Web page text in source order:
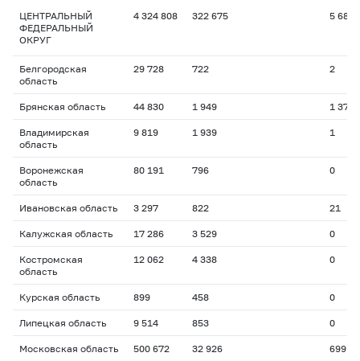
ЦЕНТРАЛЬНЫЙ
ФЕДЕРАЛЬНЫЙ
ОКРУГ
4 324 808 322 675 5 688
Белгородская
область
29 728 722 2
Брянская область 44 830 1 949 1 372
Владимирская
область
9 819 1 939 1
Воронежская
область
80 191 796 0
Ивановская область 3 297 822 21
Калужская область 17 286 3 529 0
Костромская
область
12 062 4 338 0
Курская область 899 458 0
Липецкая область 9 514 853 0
Московская область 500 672 32 926 699